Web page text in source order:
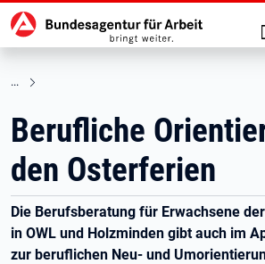
zu den Hauptinhalten springen
Hauptnavigation
Berufliche
den Osterferien
Die Berufsberatung für Erwachsene
in OWL und Holzminden gibt auch im
zur beruflichen Neu- und